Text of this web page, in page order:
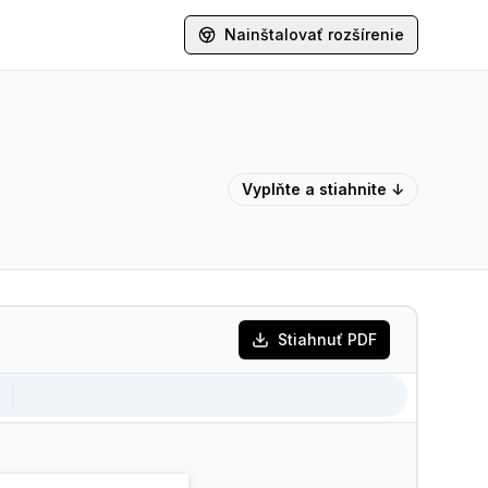
Nainštalovať rozšírenie
Vyplňte a stiahnite ↓
Stiahnuť PDF